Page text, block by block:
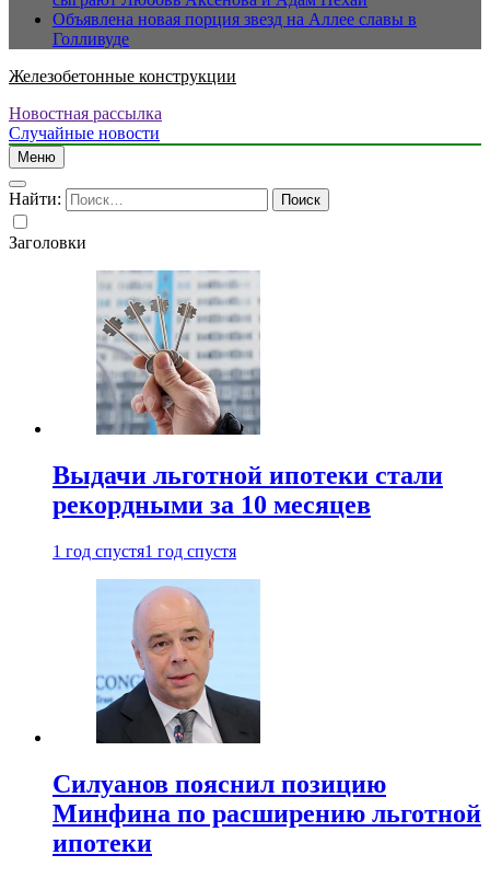
Объявлена новая порция звезд на Аллее славы в
Голливуде
Железобетонные конструкции
Новостная рассылка
Случайные новости
Меню
Найти:
Заголовки
Выдачи льготной ипотеки стали
рекордными за 10 месяцев
1 год спустя1 год спустя
Силуанов пояснил позицию
Минфина по расширению льготной
ипотеки